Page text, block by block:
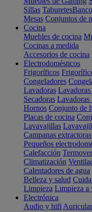
Sillas Taburetes
Mesas Conjuntos de
Cocina
Muebles de cocina
Cocinas a medida
Accesorios de cocina
Electrodomésticos
Frigoríficos
Congeladores
Lavadoras
Secadoras Lavadoras
Hornos Conjunto de
Placas de cocina
Lavavajillas
Campanas extractoras
Pequeños
Calefacción
Climatización
Calentadores de agua
Belleza y salud
Limpieza Limpieza a
Electrónica
Audio y hifi